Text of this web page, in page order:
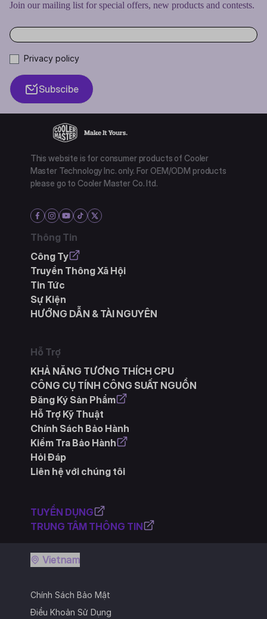
Join our mailing list for special offers, new products and contests.
Privacy policy
Subscibe
This website is for consumer products of Cooler
Master Technology Inc. only. For OEM/ODM products
please go to Cooler Master Co. ltd.
Thông Tin
Công Ty
Truyền Thông Xã Hội
Tin Tức
Sự Kiện
HƯỚNG DẪN & TÀI NGUYÊN
Hỗ Trợ
KHẢ NĂNG TƯƠNG THÍCH CPU
CÔNG CỤ TÍNH CÔNG SUẤT NGUỒN
Đăng Ký Sản Phẩm
Hỗ Trợ Kỹ Thuật
Chính Sách Bảo Hành
Kiểm Tra Bảo Hành
Hỏi Đáp
Liên hệ với chúng tôi
TUYỂN DỤNG
TRUNG TÂM THÔNG TIN
Chính Sách Bảo Mật
Điều Khoản Sử Dụng
Vietnam